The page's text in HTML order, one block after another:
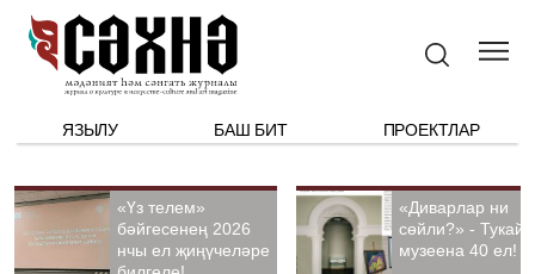
ЯЗЫЛУ БАШ БИТ ПРОЕКТЛАР
«Үз телем»
бәйгесенең 2026
нчы ел җиңүчеләре
«Диварлар ни
сөйли?» - Тукай
музеена 40 ел!